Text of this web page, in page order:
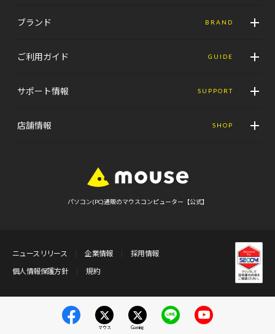
ブランド BRAND
ご利用ガイド GUIDE
サポート情報 SUPPORT
店舗情報 SHOP
パソコン(PC)通販のマウスコンピューター【公式】
ニュースリリース 企業情報
採用情報
個人情報保護方針
規約
マウス Gaming